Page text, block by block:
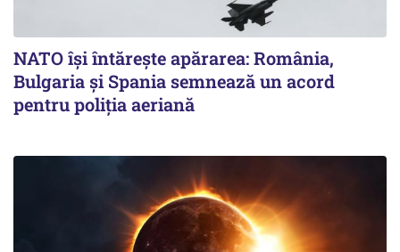
NATO își întărește apărarea: România,
Bulgaria și Spania semnează un acord
pentru poliția aeriană